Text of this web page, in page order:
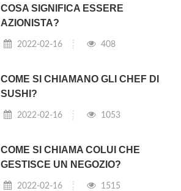
COSA SIGNIFICA ESSERE
AZIONISTA?
2022-02-16 408
COME SI CHIAMANO GLI CHEF DI
SUSHI?
2022-02-16 1053
COME SI CHIAMA COLUI CHE
GESTISCE UN NEGOZIO?
2022-02-16 1515